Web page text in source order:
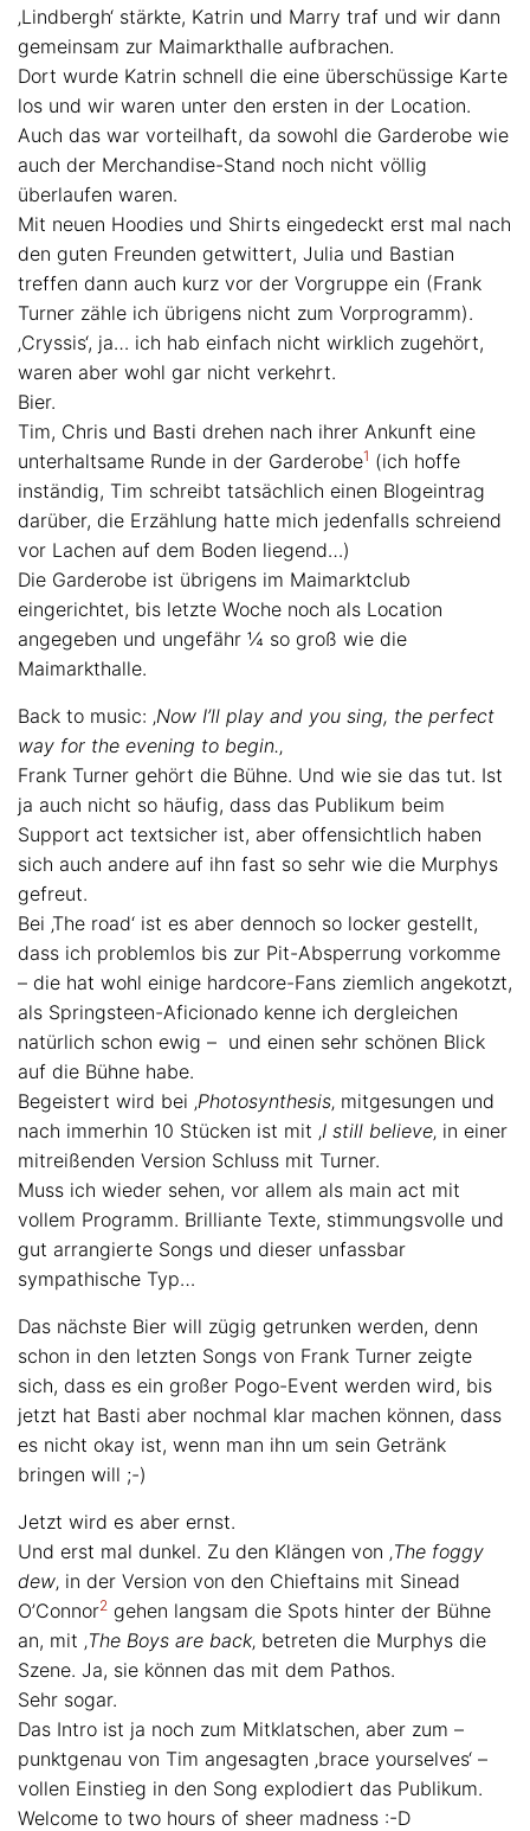
‚Lindbergh‘ stärkte, Katrin und Marry traf und wir dann
gemeinsam zur Maimarkthalle aufbrachen.
Dort wurde Katrin schnell die eine überschüssige Karte
los und wir waren unter den ersten in der Location.
Auch das war vorteilhaft, da sowohl die Garderobe wie
auch der Merchandise-Stand noch nicht völlig
überlaufen waren.
Mit neuen Hoodies und Shirts eingedeckt erst mal nach
den guten Freunden getwittert, Julia und Bastian
treffen dann auch kurz vor der Vorgruppe ein (Frank
Turner zähle ich übrigens nicht zum Vorprogramm).
‚Cryssis‘, ja… ich hab einfach nicht wirklich zugehört,
waren aber wohl gar nicht verkehrt.
Bier.
Tim, Chris und Basti drehen nach ihrer Ankunft eine
unterhaltsame Runde in der Garderobe1 (ich hoffe
inständig, Tim schreibt tatsächlich einen Blogeintrag
darüber, die Erzählung hatte mich jedenfalls schreiend
vor Lachen auf dem Boden liegend…)
Die Garderobe ist übrigens im Maimarktclub
eingerichtet, bis letzte Woche noch als Location
angegeben und ungefähr ¼ so groß wie die
Maimarkthalle.
Back to music: ‚Now I’ll play and you sing, the perfect
way for the evening to begin.‚
Frank Turner gehört die Bühne. Und wie sie das tut. Ist
ja auch nicht so häufig, dass das Publikum beim
Support act textsicher ist, aber offensichtlich haben
sich auch andere auf ihn fast so sehr wie die Murphys
gefreut.
Bei ‚The road‘ ist es aber dennoch so locker gestellt,
dass ich problemlos bis zur Pit-Absperrung vorkomme
– die hat wohl einige hardcore-Fans ziemlich angekotzt,
als Springsteen-Aficionado kenne ich dergleichen
natürlich schon ewig – und einen sehr schönen Blick
auf die Bühne habe.
Begeistert wird bei ‚Photosynthesis‚ mitgesungen und
nach immerhin 10 Stücken ist mit ‚I still believe‚ in einer
mitreißenden Version Schluss mit Turner.
Muss ich wieder sehen, vor allem als main act mit
vollem Programm. Brilliante Texte, stimmungsvolle und
gut arrangierte Songs und dieser unfassbar
sympathische Typ…
Das nächste Bier will zügig getrunken werden, denn
schon in den letzten Songs von Frank Turner zeigte
sich, dass es ein großer Pogo-Event werden wird, bis
jetzt hat Basti aber nochmal klar machen können, dass
es nicht okay ist, wenn man ihn um sein Getränk
bringen will ;-)
Jetzt wird es aber ernst.
Und erst mal dunkel. Zu den Klängen von ‚The foggy
dew‚ in der Version von den Chieftains mit Sinead
O’Connor2 gehen langsam die Spots hinter der Bühne
an, mit ‚The Boys are back‚ betreten die Murphys die
Szene. Ja, sie können das mit dem Pathos.
Sehr sogar.
Das Intro ist ja noch zum Mitklatschen, aber zum –
punktgenau von Tim angesagten ‚brace yourselves‘ –
vollen Einstieg in den Song explodiert das Publikum.
Welcome to two hours of sheer madness :-D